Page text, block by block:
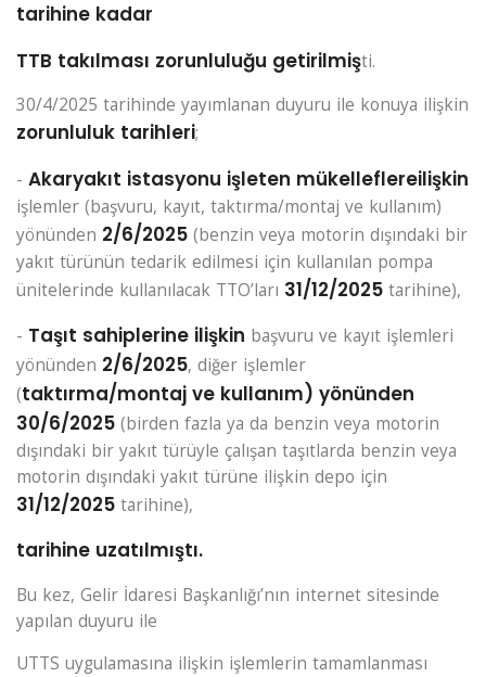
tarihine kadar
TTB takılması zorunluluğu getirilmişti.
30/4/2025 tarihinde yayımlanan duyuru ile konuya ilişkin
zorunluluk tarihleri;
- Akaryakıt istasyonu işleten mükelleflereilişkin
işlemler (başvuru, kayıt, taktırma/montaj ve kullanım)
yönünden 2/6/2025 (benzin veya motorin dışındaki bir
yakıt türünün tedarik edilmesi için kullanılan pompa
ünitelerinde kullanılacak TTO’ları 31/12/2025 tarihine),
- Taşıt sahiplerine ilişkin başvuru ve kayıt işlemleri
yönünden 2/6/2025, diğer işlemler
(taktırma/montaj ve kullanım) yönünden
30/6/2025 (birden fazla ya da benzin veya motorin
dışındaki bir yakıt türüyle çalışan taşıtlarda benzin veya
motorin dışındaki yakıt türüne ilişkin depo için
31/12/2025 tarihine),
tarihine uzatılmıştı.
Bu kez, Gelir İdaresi Başkanlığı’nın internet sitesinde
yapılan duyuru ile
UTTS uygulamasına ilişkin işlemlerin tamamlanması